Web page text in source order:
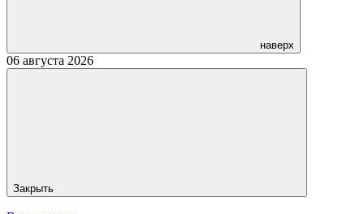
наверх
06 августа 2026
Закрыть